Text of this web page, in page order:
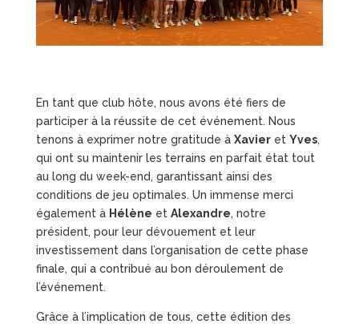
En tant que club hôte, nous avons été fiers de
participer à la réussite de cet événement. Nous
tenons à exprimer notre gratitude à Xavieret Yves,
qui ont su maintenir les terrains en parfait état tout
au long du week-end, garantissant ainsi des
conditions de jeu optimales. Un immense merci
également à Hélène et Alexandre, notre
président, pour leur dévouement et leur
investissement dans l’organisation de cette phase
finale, qui a contribué au bon déroulement de
l’événement.
Grâce à l’implication de tous, cette édition des